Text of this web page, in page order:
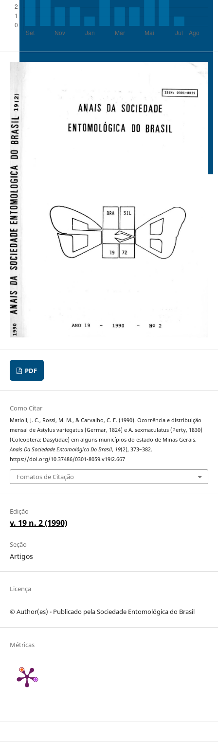
PDF
Como Citar
Matioli, J. C., Rossi, M. M., & Carvalho, C. F. (1990). Ocorrência e distribuição
mensal de Astylus variegatus (Germar, 1824) e A. sexmaculatus (Perty, 1830)
(Coleoptera: Dasytidae) em alguns municípios do estado de Minas Gerais.
Anais Da Sociedade Entomológica Do Brasil, 19(2), 373–382.
https://doi.org/10.37486/0301-8059.v19i2.667
Fomatos de Citação
Edição
v. 19 n. 2 (1990)
Seção
Artigos
Licença
© Author(es) - Publicado pela Sociedade Entomológica do Brasil
Métricas